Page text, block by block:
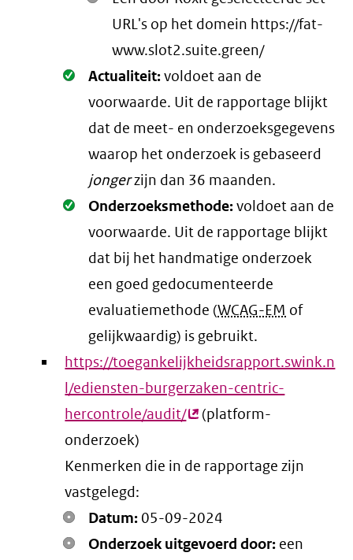
URL's op het domein https://fat-
www.slot2.suite.green/
Oké.
Actualiteit:voldoet aan de
voorwaarde. Uit de rapportage blijkt
dat de meet- en onderzoeksgegevens
waarop het onderzoek is gebaseerd
jongerzijn dan 36 maanden.
Oké.
Onderzoeksmethode:voldoet aan de
voorwaarde. Uit de rapportage blijkt
dat bij het handmatige onderzoek
een goed gedocumenteerde
evaluatiemethode (WCAG-EM of
gelijkwaardig) is gebruikt.
https://toegankelijkheidsrapport.swink.n
l/ediensten-burgerzaken-centric-
hercontrole/audit/(externe
(platform-
onderzoek)
Kenmerken die in de rapportage zijn
vastgelegd:
Datum: 05-09-2024
Onderzoek uitgevoerd door: een